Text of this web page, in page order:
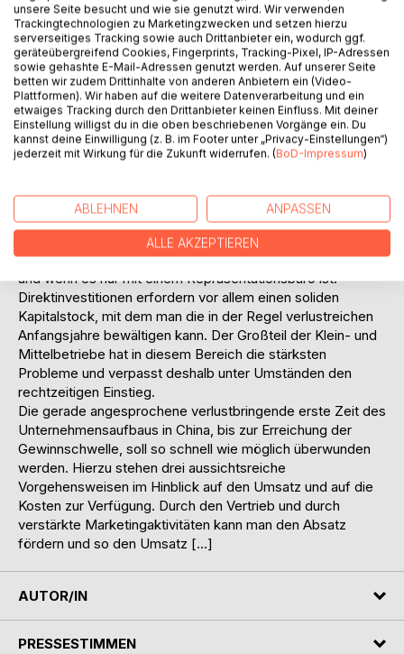
Zudem ist es in Mode, den neuen, wenn sich auch noch auf
niedrigem Niveau bewegenden Wohlstand, mit
ausländischen Marken zur Schau zu stellen.
Wer in China Geschäfte machen möchte, für den ist es
notwendig, im Land sein. Mit Direktinvestitionen müssen
sich die Unternehmen Zugang zum chinesischen Markt
verschaffen. Die Regierung der Volksrepublik lässt durch
ihren Protektionismus erkennen, dass keine andere
Strategie langfristig Aussicht auf Erfolg bietet. Das hat zur
Fall war, lohnintensive Fertigung nach China verlagert oder
dort aufgebaut wird, sondern auch materialintensive
Fertigungsunternehmen nachziehen müssen. Fast alle
großen Unternehmen sind deshalb heute schon vor Ort,
und wenn es nur mit einem Repräsentationsbüro ist.
Direktinvestitionen erfordern vor allem einen soliden
Kapitalstock, mit dem man die in der Regel verlustreichen
Anfangsjahre bewältigen kann. Der Großteil der Klein- und
Mittelbetriebe hat in diesem Bereich die stärksten
Probleme und verpasst deshalb unter Umständen den
rechtzeitigen Einstieg.
Die gerade angesprochene verlustbringende erste Zeit des
Unternehmensaufbaus in China, bis zur Erreichung der
Gewinnschwelle, soll so schnell wie möglich überwunden
werden. Hierzu stehen drei aussichtsreiche
Vorgehensweisen im Hinblick auf den Umsatz und auf die
Kosten zur Verfügung. Durch den Vertrieb und durch
verstärkte Marketingaktivitäten kann man den Absatz
fördern und so den Umsatz […]
AUTOR/IN
PRESSESTIMMEN
unsere Seite besucht und wie sie genutzt wird. Wir verwenden
Trackingtechnologien zu Marketingzwecken und setzen hierzu
serverseitiges Tracking sowie auch Drittanbieter ein, wodurch ggf.
geräteübergreifend Cookies, Fingerprints, Tracking-Pixel, IP-Adressen
sowie gehashte E-Mail-Adressen genutzt werden. Auf unserer Seite
betten wir zudem Drittinhalte von anderen Anbietern ein (Video-
Plattformen). Wir haben auf die weitere Datenverarbeitung und ein
etwaiges Tracking durch den Drittanbieter keinen Einfluss. Mit deiner
Einstellung willigst du in die oben beschriebenen Vorgänge ein. Du
kannst deine Einwilligung (z. B. im Footer unter „Privacy-Einstellungen“)
jederzeit mit Wirkung für die Zukunft widerrufen. (BoD-Impressum)
ABLEHNEN ANPASSEN
ALLE AKZEPTIEREN